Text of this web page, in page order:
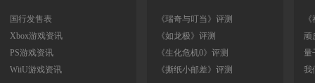
国行发售表
Xbox游戏资讯
PS游戏资讯
WiiU游戏资讯
《瑞奇与叮当》评测
《如龙极》评测
《生化危机0》评测
《撕纸小邮差》评测
顽
量
我